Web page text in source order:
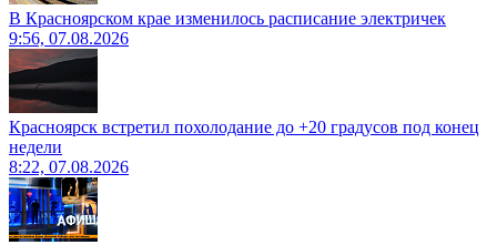
В Красноярском крае изменилось расписание электричек
9:56, 07.08.2026
Красноярск встретил похолодание до +20 градусов под конец
недели
8:22, 07.08.2026